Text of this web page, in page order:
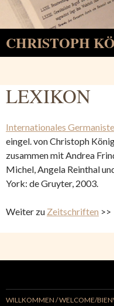
CHRISTOPH
LEXIKON
Internationales
eingel. von Christoph
zusammen mit Andrea
Michel, Angela Reinthal
York: de Gruyter, 2003.
Weiter zu Zeitschriften >>
WILLKOMMEN / WELCOME/